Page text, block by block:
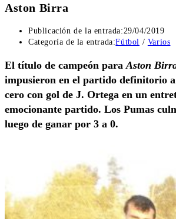
Aston Birra
Publicación de la entrada:29/04/2019
Categoría de la entrada:Fútbol / Varios
El título de campeón paraAston
impusieron en el partido definitorio a
cero con gol de J. Ortega en un
emocionante partido. Los Pumas
luego de ganar por 3 a 0.